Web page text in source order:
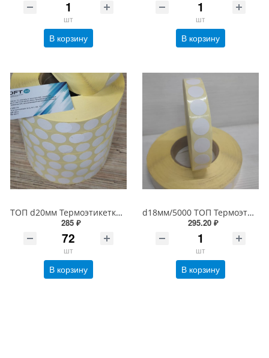
шт
В корзину
шт
В корзину
ТОП d20мм Термоэтикетки Честный знак (5000шт/рулон), втулка 40/76 мм
285 ₽
шт
В корзину
d18мм/5000 ТОП Термоэтикетки Честный знак, втулка 40/76 мм
295.20 ₽
шт
В корзину